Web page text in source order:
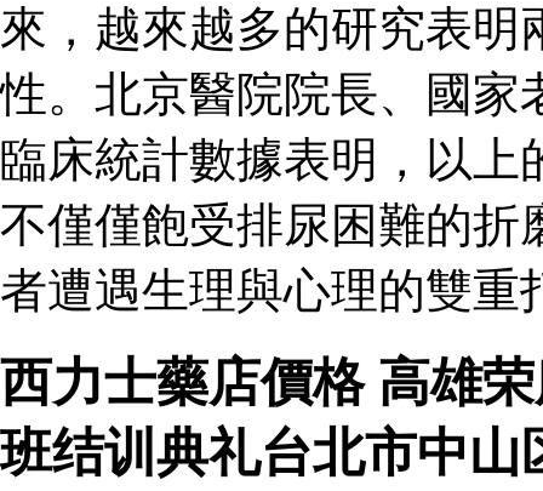
來，越來越多的研究表
性。北京醫院院長、國家
臨床統計數據表明，以上
不僅僅飽受排尿困難的折
者遭遇生理與心理的雙重
西力士藥店價格 高雄
班结训典礼台北市中山